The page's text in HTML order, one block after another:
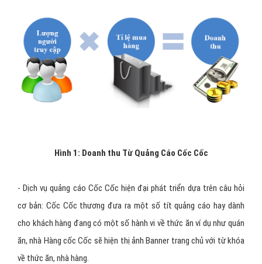
Hình 1: Doanh thu Từ Quảng Cáo Cốc Cốc
- Dịch vụ quảng cáo Cốc Cốc hiện đại phát triển dựa trên câu hỏi
cơ bản: Cốc Cốc thương đưa ra một số tít quảng cáo hay dành
cho khách hàng đang có một số hành vi về thức ăn ví dụ như quán
ăn, nhà Hàng cốc Cốc sẽ hiện thị ảnh Banner trang chủ với từ khóa
về thức ăn, nhà hàng.